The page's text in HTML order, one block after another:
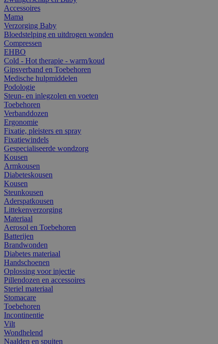
Accessoires
Mama
Verzorging Baby
Bloedstelping en uitdrogen wonden
Compressen
EHBO
Cold - Hot therapie - warm/koud
Gipsverband en Toebehoren
Medische hulpmiddelen
Podologie
Steun- en inlegzolen en voeten
Toebehoren
Verbanddozen
Ergonomie
Fixatie, pleisters en spray
Fixatiewindels
Gespecialiseerde wondzorg
Kousen
Armkousen
Diabeteskousen
Kousen
Steunkousen
Aderspatkousen
Littekenverzorging
Materiaal
Aerosol en Toebehoren
Batterijen
Brandwonden
Diabetes materiaal
Handschoenen
Oplossing voor injectie
Pillendozen en accessoires
Steriel materiaal
Stomacare
Toebehoren
Incontinentie
Vilt
Wondhelend
Naalden en spuiten